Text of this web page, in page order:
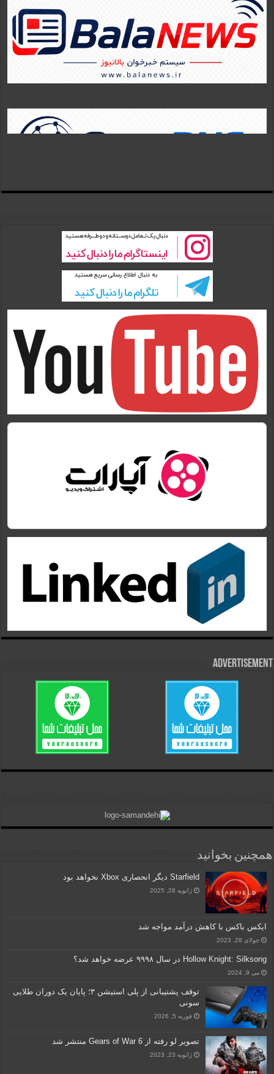
Advertisement
همچنین بخوانید
Starfield دیگر انحصاری Xbox نخواهد بود
ژانویه 28, 2025
ایکس باکس با کاهش درآمد مواجه شد
جولای 28, 2023
Hollow Knight: Silksong در سال ۹۹۹۸ عرضه خواهد شد؟
می 9, 2024
توقف پشتیبانی از پلی استیشن ۳؛ پایان یک دوران طلایی
سونی
فوریه 5, 2026
تصویر لو رفته از Gears of War 6 منتشر شد
ژانویه 23, 2023